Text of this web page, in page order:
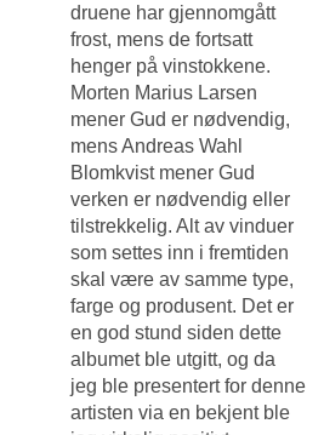
druene har gjennomgått
frost, mens de fortsatt
henger på vinstokkene.
Morten Marius Larsen
mener Gud er nødvendig,
mens Andreas Wahl
Blomkvist mener Gud
verken er nødvendig eller
tilstrekkelig. Alt av vinduer
som settes inn i fremtiden
skal være av samme type,
farge og produsent. Det er
en god stund siden dette
albumet ble utgitt, og da
jeg ble presentert for denne
artisten via en bekjent ble